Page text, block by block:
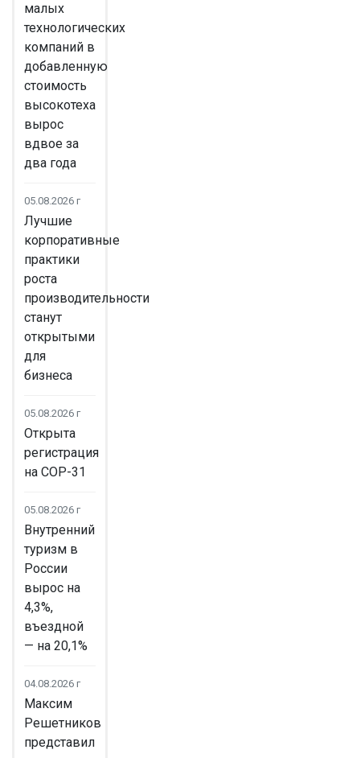
малых
технологических
компаний в
добавленную
стоимость
высокотеха
вырос
вдвое за
два года
05.08.2026 г
Лучшие
корпоративные
практики
роста
производительности
станут
открытыми
для
бизнеса
05.08.2026 г
Открыта
регистрация
на COP-31
05.08.2026 г
Внутренний
туризм в
России
вырос на
4,3%,
въездной
— на 20,1%
04.08.2026 г
Максим
Решетников
представил